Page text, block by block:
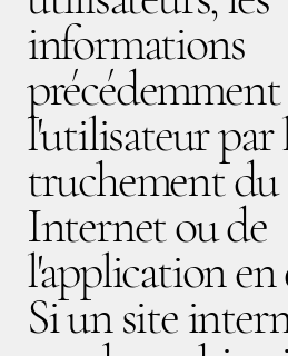
informations
précédemment
l'utilisateur par
truchement du
Internet ou de
l'application
Si un site